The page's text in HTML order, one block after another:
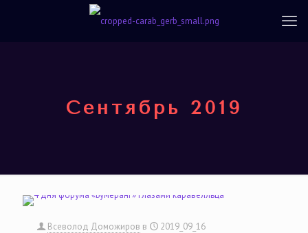
Сентябрь 2019
Всеволод Доможиров в 2019_09_16